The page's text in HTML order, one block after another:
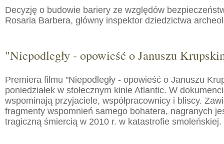
Decyzję o budowie bariery ze względów
Rosaria Barbera, główny inspektor dziedzictwa
"Niepodległy - opowieść o Januszu
Premiera filmu "Niepodległy - opowieść o Januszu
poniedziałek w stołecznym kinie Atlantic. W
wspominają przyjaciele, współpracownicy i bliscy.
fragmenty wspomnień samego bohatera, nagranych
tragiczną śmiercią w 2010 r. w katastrofie smoleńskiej.